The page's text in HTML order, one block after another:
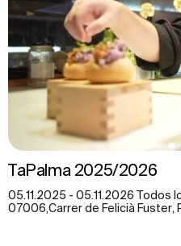
TaPalma 2025/2026
05.11.2025 - 05.11.2026 Todos
07006,Carrer de Felicià Fuster,